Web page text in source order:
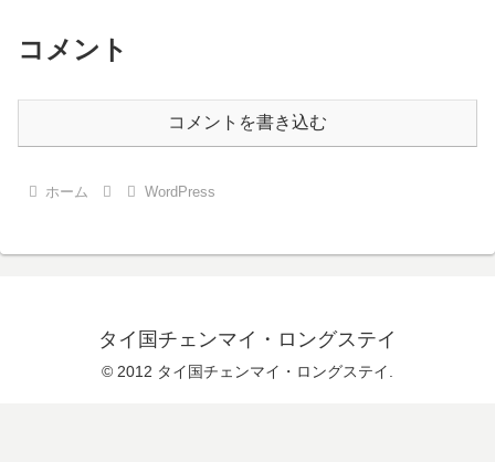
コメント
コメントを書き込む
ホーム WordPress
タイ国チェンマイ・ロングステイ
© 2012 タイ国チェンマイ・ロングステイ.